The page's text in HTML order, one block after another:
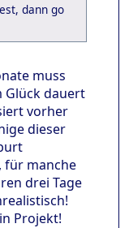
dann go
muss
Glück dauert
vorher
dieser
für manche
drei Tage
Projekt!